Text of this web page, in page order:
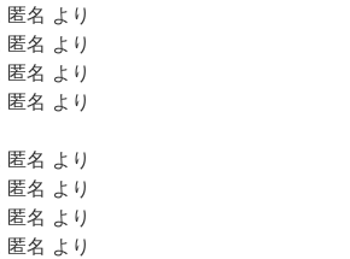
匿名 より
匿名 より
匿名 より
匿名 より
匿名 より
匿名 より
匿名 より
匿名 より